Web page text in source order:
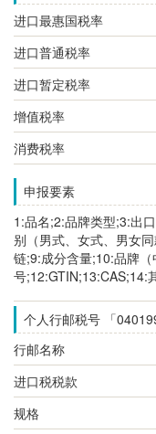
进口最惠国税率
进口普通税率
进口暂定税率
增值税率
消费税率
申报要素
1:品名;2:品牌类型;3:出
别（男式、女式、男女
链;9:成分含量;10:品牌
号;12:GTIN;13:CAS;14:
个人行邮税号 「
行邮名称
进口税税款
规格